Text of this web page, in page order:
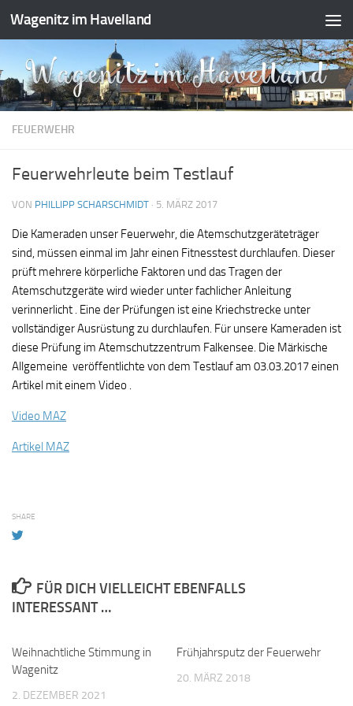
Zum Inhalt springen
Wagenitz im Havelland
FEUERWEHR
Feuerwehrleute beim Testlauf
VON PHILLIPP SCHARSCHMIDT · 5. MÄRZ 2017
Die Kameraden unser Feuerwehr, die Atemschutzgeräteträger
sind, müssen einmal im Jahr einen Fitnesstest durchlaufen. Dieser
prüft mehrere körperliche Faktoren und das Tragen der
Atemschutzgeräte wird wieder unter fachlicher Anleitung
verinnerlicht . Eine der Prüfungen ist eine Kriechstrecke unter
vollständiger Ausrüstung zu durchlaufen. Für unsere Kameraden ist
diese Prüfung im Atemschutzzentrum Falkensee. Die Märkische
Allgemeine veröffentlichte von dem Testlauf am 03.03.2017 einen
Artikel mit einem Video .
Video MAZ
Artikel MAZ
SHARE
FÜR DICH VIELLEICHT EBENFALLS
INTERESSANT …
Weihnachtliche Stimmung in
Wagenitz
2. DEZEMBER 2021
Frühjahrsputz der Feuerwehr
20. MÄRZ 2018